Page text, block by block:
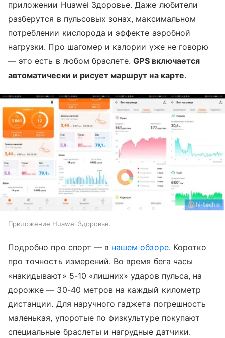
приложении Huawei Здоровье. Даже любители
разберутся в пульсовых зонах, максимальном
потреблении кислорода и эффекте аэробной
нагрузки. Про шагомер и калории уже не говорю
— это есть в любом браслете.GPS включается
автоматически и рисует маршрут на карте.
Приложение Huawei Здоровье.
Подробно про спорт — в нашем обзоре. Коротко
про точность измерений. Во время бега часы
«накидывают» 5-10 «лишних» ударов пульса, на
дорожке — 30-40 метров на каждый километр
дистанции. Для наручного гаджета погрешность
маленькая, упоротые по физкультуре покупают
специальные браслеты и нагрудные датчики.